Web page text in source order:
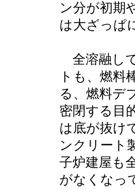
ン分が初期
は大ざっぱ
全溶融し
トも、燃料
る、燃料デ
密閉する目
は底が抜け
ンクリート
子炉建屋も
がなくなっ